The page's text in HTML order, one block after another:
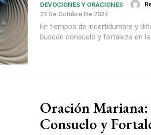
DEVOCIONES Y ORACIONES
23 De Octubre De 2024
En tiempos de incertidumbre y
buscan consuelo y fortaleza en la
Oración
Consuelo y